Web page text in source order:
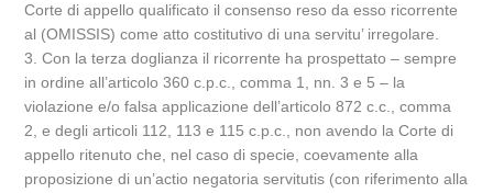
Corte di appello qualificato il consenso reso da esso ricorrente
al (OMISSIS) come atto costitutivo di una servitu’ irregolare.
3. Con la terza doglianza il ricorrente ha prospettato – sempre
in ordine all’articolo 360 c.p.c., comma 1, nn. 3 e 5 – la
violazione e/o falsa applicazione dell’articolo 872 c.c., comma
2, e degli articoli 112, 113 e 115 c.p.c., non avendo la Corte di
appello ritenuto che, nel caso di specie, coevamente alla
proposizione di un’actio negatoria servitutis (con riferimento alla